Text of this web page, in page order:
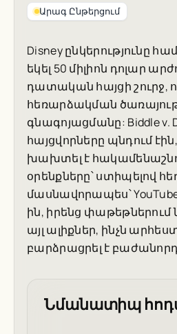
Արագ Ընթերցում
Disney ընկերությունը
եկել 50 միլիոն դոլար
դատական հայցի շուրջ,
հեռարձակման
գնագոյացմանը: Biddle v.
հայցվորները պնդում
խախտել է
օրենքները՝ ստիպելով
մասնավորապես՝ YouTube
ին, իրենց փաթեթներում
այլ ալիքներ, ինչն
բարձրացրել է
Նմանատիպ